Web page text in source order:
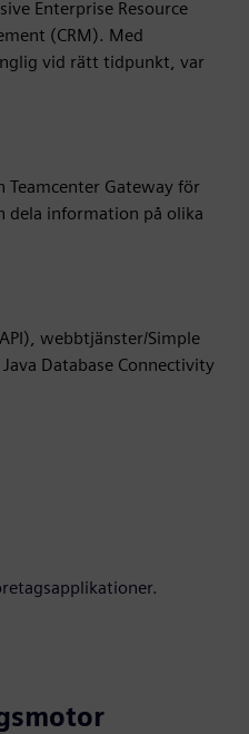
Enterprise Resource
(CRM). Med
vid rätt tidpunkt, var
Teamcenter Gateway för
dela information på olika
webbtjänster/Simple
Database Connectivity